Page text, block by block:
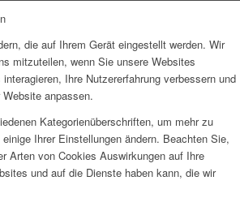
die auf Ihrem Gerät eingestellt werden. Wir
mitzuteilen, wenn Sie unsere Websites
Ihre Nutzererfahrung verbessern und
anpassen.
Kategorienüberschriften, um mehr zu
Ihrer Einstellungen ändern. Beachten Sie,
Arten von Cookies Auswirkungen auf Ihre
und auf die Dienste haben kann, die wir